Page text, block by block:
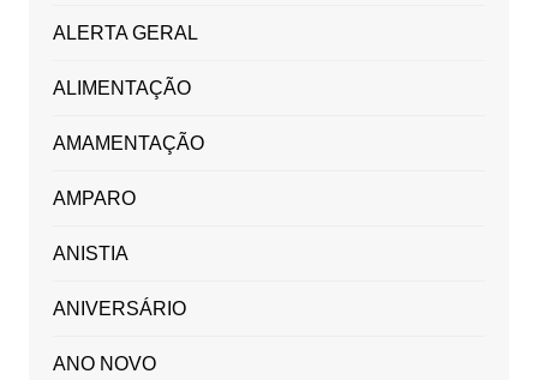
ALERTA GERAL
ALIMENTAÇÃO
AMAMENTAÇÃO
AMPARO
ANISTIA
ANIVERSÁRIO
ANO NOVO